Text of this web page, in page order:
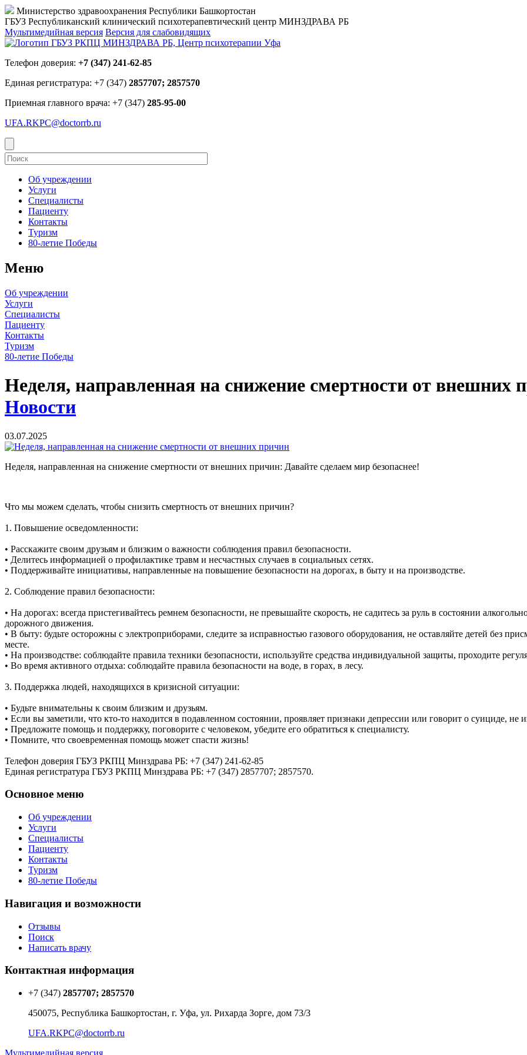
Министерство здравоохранения Республики Башкортостан
ГБУЗ Республиканский клинический психотерапевтический центр МИНЗДРАВА РБ
Мультимедийная версия Версия для слабовидящих
Телефон доверия: +7 (347) 241-62-85
Единая регистратура: +7 (347) 2857707; 2857570
Приемная главного врача: +7 (347) 285-95-00
UFA.RKPC@doctorrb.ru
Об учреждении
Услуги
Специалисты
Пациенту
Контакты
Туризм
80-летие Победы
Меню
Об учреждении
Услуги
Специалисты
Пациенту
Контакты
Туризм
80-летие Победы
Неделя, направленная на снижение смертности от внешних
Новости
03.07.2025
Неделя, направленная на снижение смертности от внешних причин: Давайте сделаем мир безопаснее!
Что мы можем сделать, чтобы снизить смертность от внешних причин?
1. Повышение осведомленности:
• Расскажите своим друзьям и близким о важности соблюдения правил безопасности.
• Делитесь информацией о профилактике травм и несчастных случаев в социальных сетях.
• Поддерживайте инициативы, направленные на повышение безопасности на дорогах, в быту и на производстве.
2. Соблюдение правил безопасности:
• На дорогах: всегда пристегивайтесь ремнем безопасности, не превышайте скорость, не садитесь за руль в состоянии
дорожного движения.
• В быту: будьте осторожны с электроприборами, следите за исправностью газового оборудования, не оставляйте детей без
месте.
• На производстве: соблюдайте правила техники безопасности, используйте средства индивидуальной защиты, проходите
• Во время активного отдыха: соблюдайте правила безопасности на воде, в горах, в лесу.
3. Поддержка людей, находящихся в кризисной ситуации:
• Будьте внимательны к своим близким и друзьям.
• Если вы заметили, что кто-то находится в подавленном состоянии, проявляет признаки депрессии или говорит о суициде, не
• Предложите помощь и поддержку, поговорите с человеком, убедите его обратиться к специалисту.
• Помните, что своевременная помощь может спасти жизнь!
Телефон доверия ГБУЗ РКПЦ Минздрава РБ: +7 (347) 241-62-85
Единая регистратура ГБУЗ РКПЦ Минздрава РБ: +7 (347) 2857707; 2857570.
Основное меню
Об учреждении
Услуги
Специалисты
Пациенту
Контакты
Туризм
80-летие Победы
Навигация и возможности
Отзывы
Поиск
Написать врачу
Контактная информация
+7 (347) 2857707; 2857570
450075, Республика Башкортостан, г. Уфа, ул. Рихарда Зорге, дом 73/3
UFA.RKPC@doctorrb.ru
Мультимедийная версия